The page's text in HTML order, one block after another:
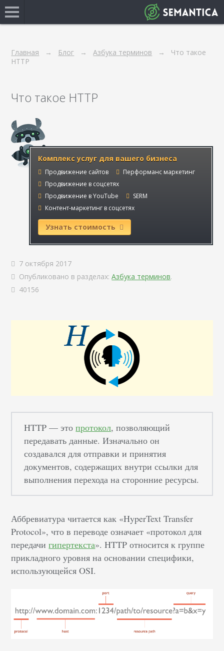
Главная Блог Азбука терминов
Что такое
HTTP
Что такое HTTP
Комплекс услуг для вашего бизнеса
Продвижение сайтов
Перформанс маркетинг
Продвижение в соцсетях
Продвижение в YouTube
SERM
Контент-маркетинг в соцсетях
Узнать стоимость
7 октября 2017
Опубликовано в разделах: Азбука терминов.
40156
HTTP — этопротокол, позволяющий
передавать данные. Изначально он
создавался для отправки и принятия
документов, содержащих внутри ссылки для
выполнения перехода на сторонние ресурсы.
Аббревиатура читается как «HyperText Transfer
Protocol», что в переводе означает «протокол для
передачигипертекста». HTTP относится к группе
прикладного уровня на основании специфики,
использующейся OSI.